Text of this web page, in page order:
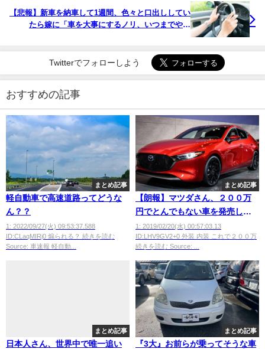
【悲報】新車を納車して1週間、色々と口出ししてい
たら嫁に「車を大事にするノリ、いつまでやる
Twitterでフォローしよう
おすすめの記事
まとめ記事
軽自動車で高速道路ってどうな
ん？？
1: 2022/09/27(火) 09:53:37.588
ID:CLaqMIRj0 煽られる？ 続きを読む
Source: 車速報 軽自動...
まとめ記事
【朗報】マツダさん、２００万
円でとんでもない車を発売して
しまうwwwwwwwwwwwww
1: 2019/02/20(水) 00:57:03.13
ID:LHV9GV2+0 外装 内装 これで２００万
続きを読む Source: ...
まとめ記事
日本人さん、世界中で唯一追い
まとめ記事
『3大』お前らが乗ってそうな車